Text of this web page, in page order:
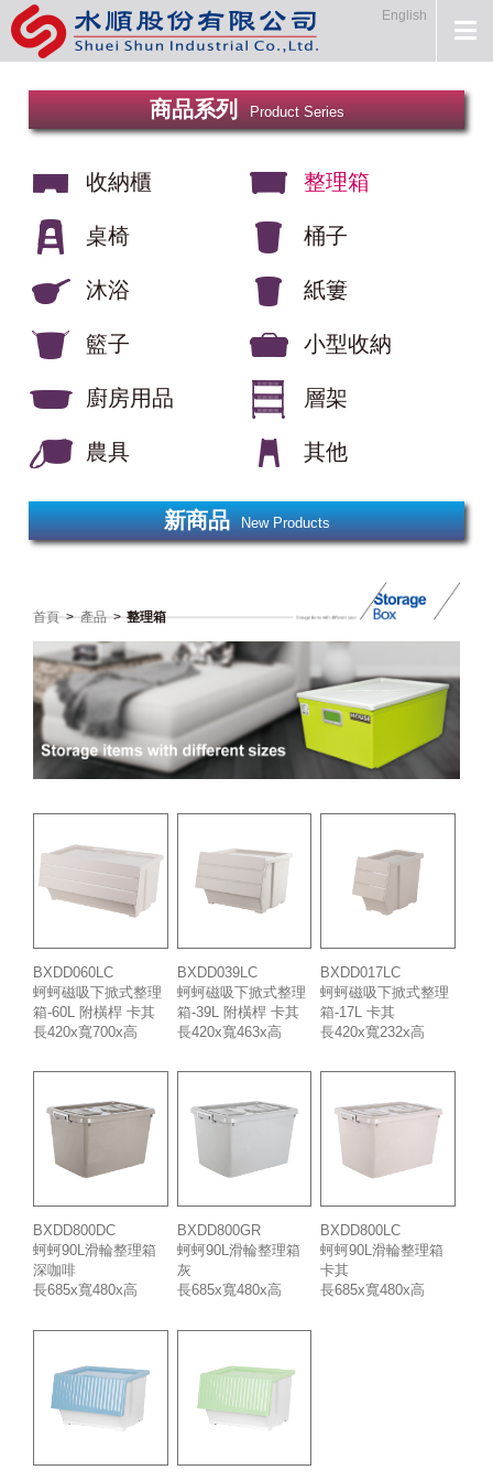
English
商品系列 Product Series
收納櫃 整理箱
桌椅 桶子
沐浴 紙簍
籃子 小型收納
廚房用品 層架
農具 其他
新商品 New Products
首頁 > 產品 > 整理箱
BXDD060LC
蚵蚵磁吸下掀式整理
箱-60L 附橫桿 卡其
長420x寬700x高
BXDD039LC
蚵蚵磁吸下掀式整理
箱-39L 附橫桿 卡其
長420x寬463x高
BXDD017LC
蚵蚵磁吸下掀式整理
箱-17L 卡其
長420x寬232x高
BXDD800DC
蚵蚵90L滑輪整理箱
深咖啡
長685x寬480x高
BXDD800GR
蚵蚵90L滑輪整理箱
灰
長685x寬480x高
BXDD800LC
蚵蚵90L滑輪整理箱
卡其
長685x寬480x高